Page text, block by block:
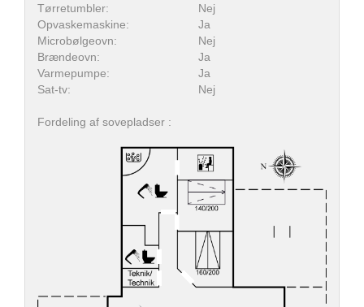
Tørretumbler:
Nej
Opvaskemaskine:
Ja
Microbølgeovn:
Nej
Brændeovn:
Ja
Varmepumpe:
Ja
Sat-tv:
Nej
Fordeling af sovepladser :